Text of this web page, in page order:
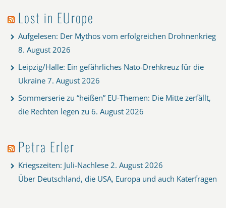
Lost in EUrope
Aufgelesen: Der Mythos vom erfolgreichen Drohnenkrieg
8. August 2026
Leipzig/Halle: Ein gefährliches Nato-Drehkreuz für die
Ukraine 7. August 2026
Sommerserie zu “heißen” EU-Themen: Die Mitte zerfällt,
die Rechten legen zu 6. August 2026
Petra Erler
Kriegszeiten: Juli-Nachlese 2. August 2026
Über Deutschland, die USA, Europa und auch Katerfragen